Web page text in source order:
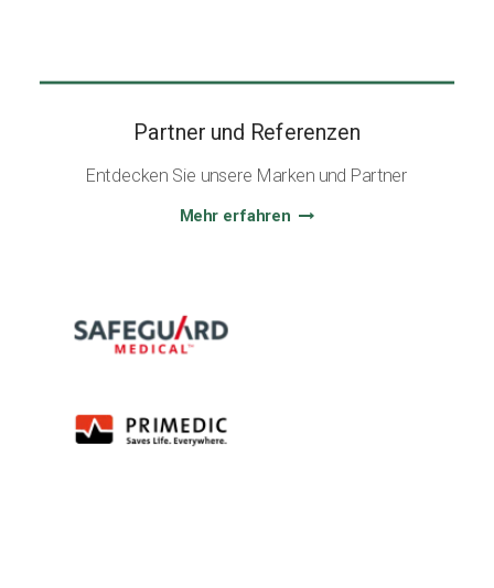
Partner und Referenzen
Entdecken Sie unsere Marken und Partner
Mehr erfahren